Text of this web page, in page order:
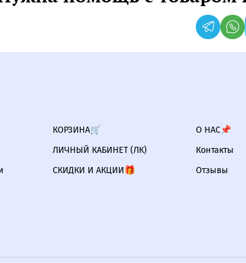
КОРЗИНА🛒
ЛИЧНЫЙ КАБИНЕТ (ЛК)
СКИДКИ И АКЦИИ🎁
О НАС📌
Контакты
Отзывы